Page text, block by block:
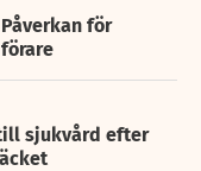
för
sjukvård efter